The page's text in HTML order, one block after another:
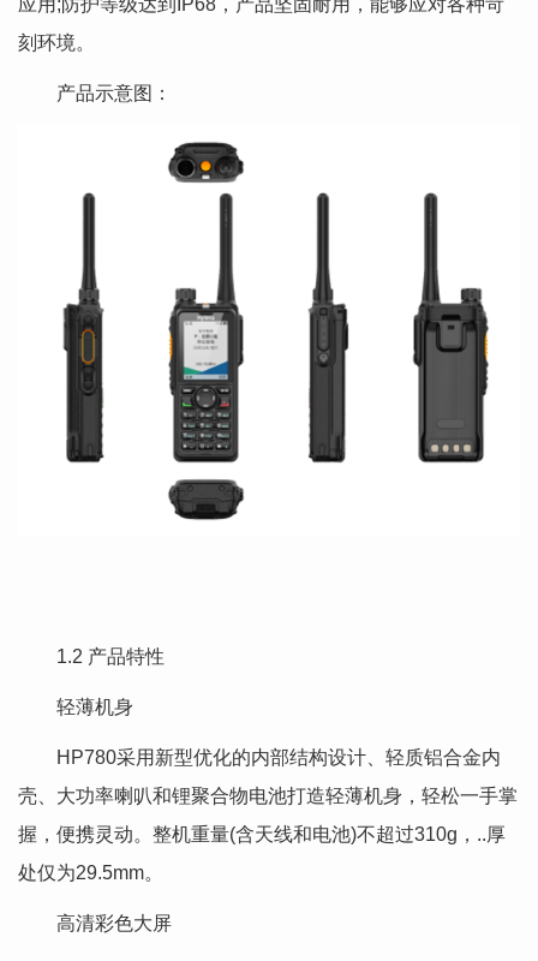
刻环境。
产品示意图：
1.2 产品特性
轻薄机身
HP780采用新型优化的内部结构设计、轻质铝合金内
壳、大功率喇叭和锂聚合物电池打造轻薄机身，轻松一手掌
握，便携灵动。整机重量(含天线和电池)不超过310g，..厚
处仅为29.5mm。
高清彩色大屏